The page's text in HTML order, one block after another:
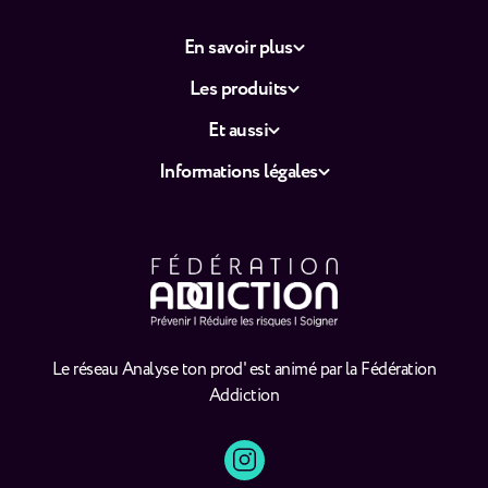
Le réseau Analyse ton prod' est animé par la Fédération
Addiction
En savoir plus
Les produits
Et aussi
Informations légales